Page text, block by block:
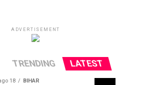
ADVERTISEMENT
LATEST
TRENDING
BIHAR
18 hours ago